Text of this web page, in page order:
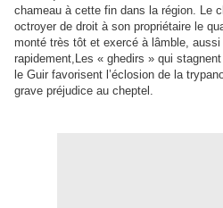
chameau à cette fin dans la région. Le
octroyer de droit à son propriétaire le
monté très tôt et exercé à lâmble,
rapidement,Les « ghedirs » qui
le Guir favorisent l’éclosion de la
grave préjudice au cheptel.